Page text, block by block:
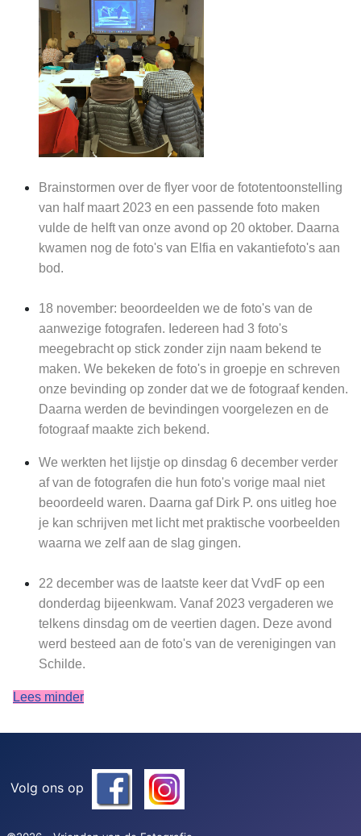
Brainstormen over de flyer voor de fototentoonstelling
van half maart 2023 en een passende foto maken
vulde de helft van onze avond op 20 oktober. Daarna
kwamen nog de foto's van Elfia en vakantiefoto's aan
bod.
18 november: beoordeelden we de foto's van de
aanwezige fotografen. Iedereen had 3 foto's
meegebracht op stick zonder zijn naam bekend te
maken. We bekeken de foto's in groepje en schreven
onze bevinding op zonder dat we de fotograaf kenden.
Daarna werden de bevindingen voorgelezen en de
fotograaf maakte zich bekend.
We werkten het lijstje op dinsdag 6 december verder
af van de fotografen die hun foto's vorige maal niet
beoordeeld waren. Daarna gaf Dirk P. ons uitleg hoe
je kan schrijven met licht met praktische voorbeelden
waarna we zelf aan de slag gingen.
22 december was de laatste keer dat VvdF op een
donderdag bijeenkwam. Vanaf 2023 vergaderen we
telkens dinsdag om de veertien dagen. Deze avond
werd besteed aan de foto's van de verenigingen van
Schilde.
Lees minder
Volg ons op